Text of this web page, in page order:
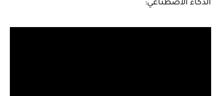
الذكاء الاصطناعي: